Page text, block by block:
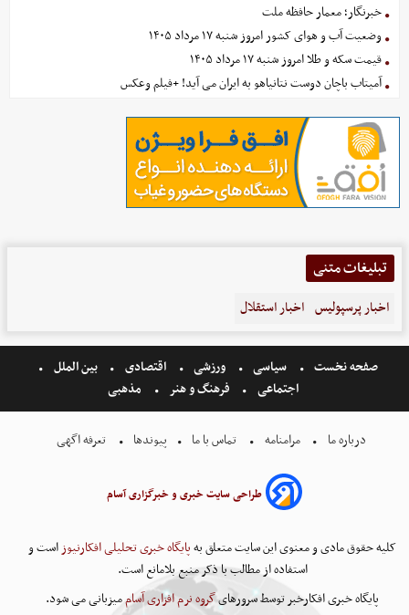
خبرنگار؛ معمار حافظه ملت
وضعیت آب و هوای کشور امروز شنبه ۱۷ مرداد ۱۴۰۵
قیمت سکه و طلا امروز شنبه ۱۷ مرداد ۱۴۰۵
آمیتاب باچان دوست نتانیاهو به ایران می آید! +فیلم وعکس
تبلیغات متنی
اخبار پرسپولیس اخبار استقلال
صفحه نخست سیاسی ورزشی اقتصادی
بین الملل
اجتماعی
فرهنگ و هنر مذهبی
درباره ما مرامنامه تماس با ما پیوندها تعرفه اگهی
طراحی سایت خبری و خبرگزاری آسام
کلیه حقوق مادی و معنوی این سایت متعلق بهپایگاه خبری تحلیلی افکارنیوزاست و
استفاده از مطالب با ذکر منبع بلامانع است.
پایگاه خبری افکارخبر توسط سرورهایگروه نرم افزاری آساممیزبانی می شود.